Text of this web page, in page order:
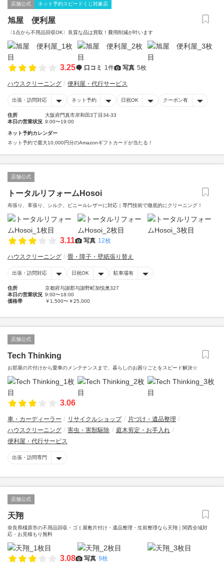
店舗公式 ネット予約スピードくじ対象店
旭屋 便利屋
〈1点から不用品回収OK〉良質な品は買取！費用削減が叶います
3.25 口コミ 1件 写真 5枚
ハウスクリーニング 便利屋・代行サービス
出張・訪問対応 ネット予約 日祝OK クーポン有
住所
大阪府門真市岸和田3丁目34-33
本日の営業状況 9:00〜19:00
ネット予約カレンダー
ネット予約で最大10,000円分のAmazonギフトカードが当たる！
店舗公式
トータルリフォームHosoi
布張り、革張り、シルク、ビニールレザーに対応｜専門技術で徹底的にクリーニング！
3.11 写真 12枚
ハウスクリーニング 畳・障子・壁紙張り替え
出張・訪問対応 日祝OK 駐車場有
住所
京都府与謝郡与謝野町加悦奥327
本日の営業状況 9:00〜18:00
価格帯
￥1,500〜￥25,000
店舗公式
Tech Thinking
お部屋の片付けから愛車のメンテナンスまで、暮らしのお困りごとをスピード解決☆
3.06
車・カーディーラー リサイクルショップ
片づけ・遺品整理
ハウスクリーニング
害虫・害獣駆除
庭木剪定・お手入れ
便利屋・代行サービス
出張・訪問専門
店舗公式
天翔
奈良県橿原市の不用品回収・ゴミ屋敷片付け・遺品整理・生前整理なら天翔｜関西全域対
応・お見積もり無料
3.08 写真 9枚